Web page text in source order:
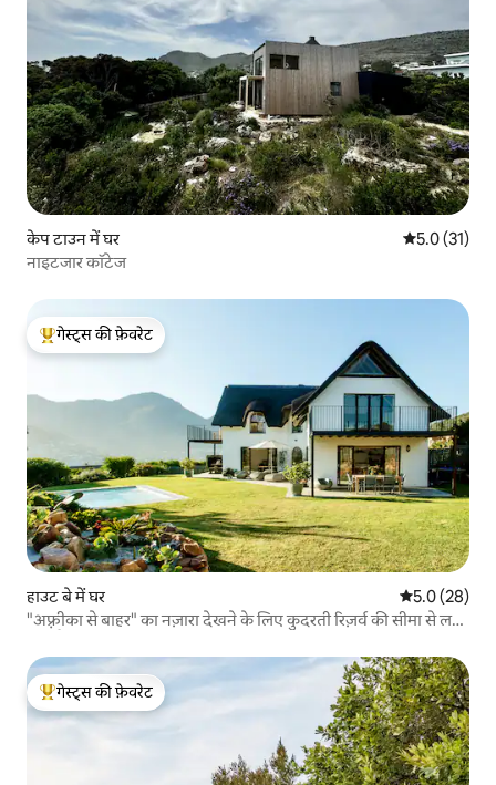
केप टाउन में घर औसत रेटिंग 5
5.0 (31)
नाइटजार कॉटेज
गेस्ट्स का टॉप फ़ेवरेट
गेस्ट्स की फ़ेवरेट
हाउट बे में घर औसत रेटिंग 5
5.0 (28)
"अफ़्रीका से बाहर" का नज़ारा देखने के लिए कुदरती रिज़र्व की सीमा से लगा
गेस्ट्स का टॉप फ़ेवरेट
गेस्ट्स की फ़ेवरेट